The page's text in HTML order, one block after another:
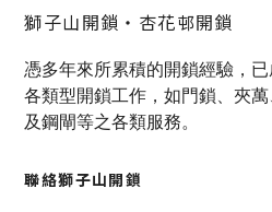
獅子山開鎖‧杏花邨開鎖
憑多年來所累積的開鎖經驗，
各類型開鎖工作，如門鎖、夾
及鋼閘等之各類服務。
聯絡獅子山開鎖